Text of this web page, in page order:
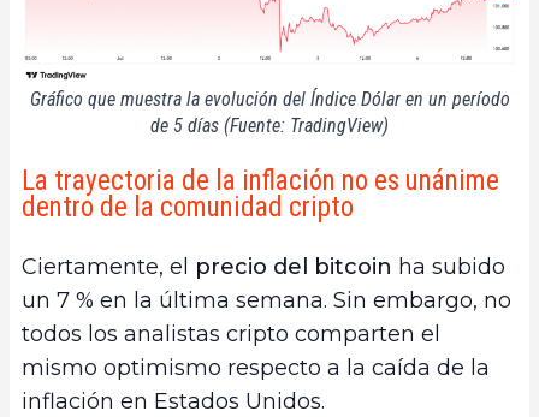
Gráfico que muestra la evolución del Índice Dólar en un período
de 5 días (Fuente: TradingView)
La trayectoria de la inflación no es unánime
dentro de la comunidad cripto
Ciertamente, el precio del bitcoin ha subido
un 7 % en la última semana. Sin embargo, no
todos los analistas cripto comparten el
mismo optimismo respecto a la caída de la
inflación en Estados Unidos.